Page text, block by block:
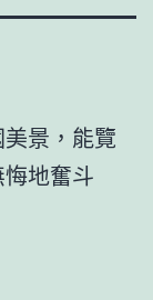
美景，能覽
悔地奮斗